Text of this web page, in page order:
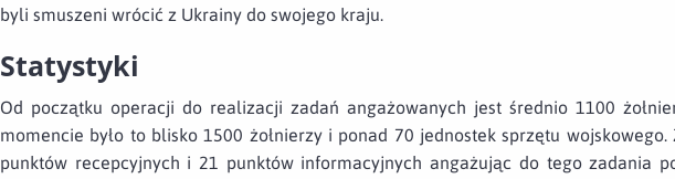
byli smuszeni wrócić z Ukrainy do swojego kraju.
Statystyki
Od początku operacji do realizacji zadań angażowanych jest średnio 1100
momencie było to blisko 1500 żołnierzy i ponad 70 jednostek sprzętu wojskowego.
punktów recepcyjnych i 21 punktów informacyjnych angażując do tego zadania